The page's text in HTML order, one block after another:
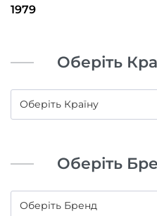
Оберіть
Оберіть